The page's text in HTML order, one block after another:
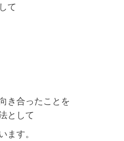
て
き合ったことを
として
ます。